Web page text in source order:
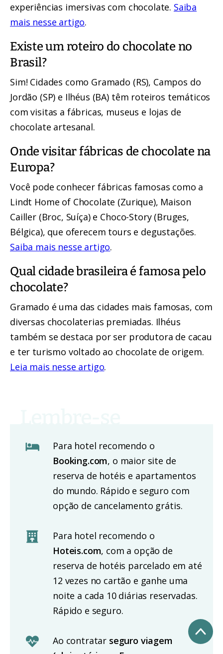
experiências imersivas com chocolate. Saiba
mais nesse artigo.
Existe um roteiro do chocolate no
Brasil?
Sim! Cidades como Gramado (RS), Campos do
Jordão (SP) e Ilhéus (BA) têm roteiros temáticos
com visitas a fábricas, museus e lojas de
chocolate artesanal.
Onde visitar fábricas de chocolate na
Europa?
Você pode conhecer fábricas famosas como a
Lindt Home of Chocolate (Zurique), Maison
Cailler (Broc, Suíça) e Choco-Story (Bruges,
Bélgica), que oferecem tours e degustações.
Saiba mais nesse artigo.
Qual cidade brasileira é famosa pelo
chocolate?
Gramado é uma das cidades mais famosas, com
diversas chocolaterias premiadas. Ilhéus
também se destaca por ser produtora de cacau
e ter turismo voltado ao chocolate de origem.
Leia mais nesse artigo.
Para hotel recomendo o
Booking.com, o maior site de
reserva de hotéis e apartamentos
do mundo. Rápido e seguro com
opção de cancelamento grátis.
Para hotel recomendo o
Hoteis.com, com a opção de
reserva de hotéis parcelado em até
12 vezes no cartão e ganhe uma
noite a cada 10 diárias reservadas.
Rápido e seguro.
Ao contratar seguro viagem